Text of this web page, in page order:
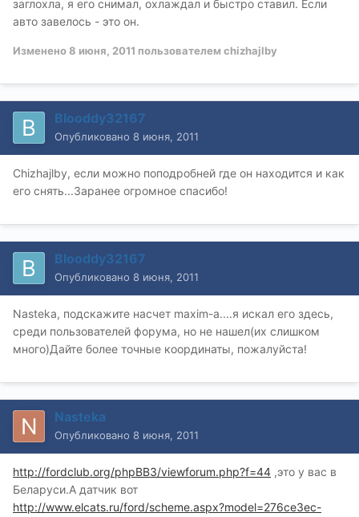
заглохла, я его снимал, охлаждал и быстро ставил. Если
авто завелось - это он.
Изменено8 июня, 2011 пользователем chizhajlby
Blooddy32167
Опубликовано 8 июня, 2011
Chizhajlby, если можно поподробней где он находится и как
его снять...Заранее огромное спасибо!
Blooddy32167
Опубликовано 8 июня, 2011
Nasteka, подскажите насчет maxim-а....я искал его здесь,
среди пользователей форума, но не нашел(их слишком
много)Дайте более точные координаты, пожалуйста!
Nasteka
Опубликовано 8 июня, 2011
http://fordclub.org/phpBB3/viewforum.php?f=44 ,это у вас в
Беларуси.А датчик вот
http://www.elcats.ru/ford/scheme.aspx?model=276ce3ec-